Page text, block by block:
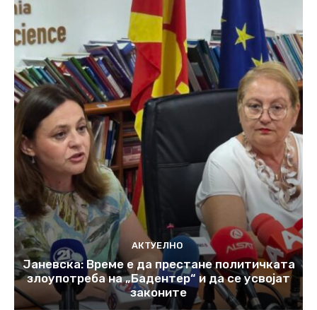
АКТУЕЛНО
Јаневска: Време е да престане политичката
злоупотреба на „Бадентер“ и да се усвојат
законите